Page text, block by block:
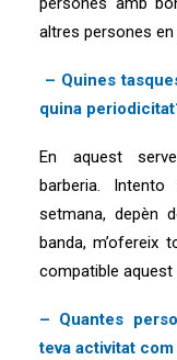
altres persones
– Quines
quina
En aquest
barberia.
setmana, depèn
banda, m’ofereix
compatible aquest
– Quantes
teva activitat